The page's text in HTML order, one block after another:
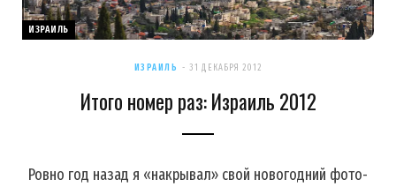
ИЗРАИЛЬ
ИЗРАИЛЬ 31 ДЕКАБРЯ 2012
Итого номер раз: Израиль 2012
Ровно год назад я «накрывал» свой новогодний фото-